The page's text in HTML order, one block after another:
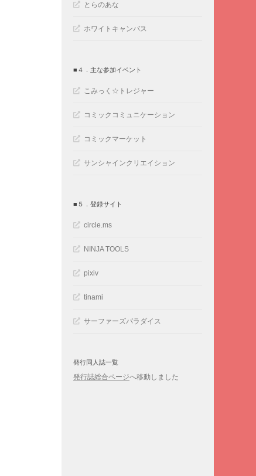
とらのあな
ホワイトキャンバス
■４．主な参加イベント
こみっく☆トレジャー
コミックコミュニケーション
コミックマーケット
サンシャインクリエイション
■５．登録サイト
circle.ms
NINJA TOOLS
pixiv
tinami
サーファーズパラダイス
発行同人誌一覧
発行誌総合ページへ移動しました